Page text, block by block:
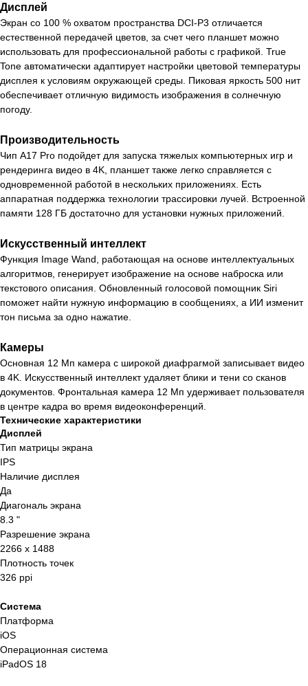
Дисплей
Экран со 100 % охватом пространства DCI-P3 отличается
естественной передачей цветов, за счет чего планшет можно
использовать для профессиональной работы с графикой. True
Tone автоматически адаптирует настройки цветовой температуры
дисплея к условиям окружающей среды. Пиковая яркость 500 нит
обеспечивает отличную видимость изображения в солнечную
погоду.
Производительность
Чип A17 Pro подойдет для запуска тяжелых компьютерных игр и
рендеринга видео в 4K, планшет также легко справляется с
одновременной работой в нескольких приложениях. Есть
аппаратная поддержка технологии трассировки лучей. Встроенной
памяти 128 ГБ достаточно для установки нужных приложений.
Искусственный интеллект
Функция Image Wand, работающая на основе интеллектуальных
алгоритмов, генерирует изображение на основе наброска или
текстового описания. Обновленный голосовой помощник Siri
поможет найти нужную информацию в сообщениях, а ИИ изменит
тон письма за одно нажатие.
Камеры
Основная 12 Мп камера с широкой диафрагмой записывает видео
в 4K. Искусственный интеллект удаляет блики и тени со сканов
документов. Фронтальная камера 12 Мп удерживает пользователя
в центре кадра во время видеоконференций.
Технические характеристики
Дисплей
Тип матрицы экрана
IPS
Наличие дисплея
Да
Диагональ экрана
8.3 "
Разрешение экрана
2266 x 1488
Плотность точек
326 ppi
Система
Платформа
iOS
Операционная система
iPadOS 18